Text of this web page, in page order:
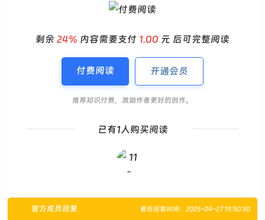
剩余 24% 内容需要支付 1.00 元 后可完整阅读
付费阅读 开通会员
推荐知识付费，激励作者更好的创作。
已有1人购买阅读
最后回复时间：2025-04-27 19:50:30
官方成员回复